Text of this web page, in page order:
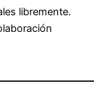
libremente.